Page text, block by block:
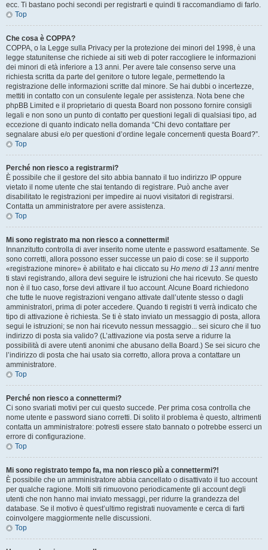
ecc. Ti bastano pochi secondi per registrarti e quindi ti raccomandiamo di farlo.
Top
Che cosa è COPPA?
COPPA, o la Legge sulla Privacy per la protezione dei minori del 1998, è una
legge statunitense che richiede ai siti web di poter raccogliere le informazioni
dei minori di età inferiore a 13 anni. Per avere tale consenso serve una
richiesta scritta da parte del genitore o tutore legale, permettendo la
registrazione delle informazioni scritte dal minore. Se hai dubbi o incertezze,
mettiti in contatto con un consulente legale per assistenza. Nota bene che
phpBB Limited e il proprietario di questa Board non possono fornire consigli
legali e non sono un punto di contatto per questioni legali di qualsiasi tipo, ad
eccezione di quanto indicato nella domanda “Chi devo contattare per
segnalare abusi e/o per questioni d’ordine legale concernenti questa Board?”.
Top
Perché non riesco a registrarmi?
È possibile che il gestore del sito abbia bannato il tuo indirizzo IP oppure
vietato il nome utente che stai tentando di registrare. Può anche aver
disabilitato le registrazioni per impedire ai nuovi visitatori di registrarsi.
Contatta un amministratore per avere assistenza.
Top
Mi sono registrato ma non riesco a connettermi!
Innanzitutto controlla di aver inserito nome utente e password esattamente. Se
sono corretti, allora possono esser successe un paio di cose: se il supporto
«registrazione minore» è abilitato e hai cliccato su Ho meno di 13 anni mentre
ti stavi registrando, allora devi seguire le istruzioni che hai ricevuto. Se questo
non è il tuo caso, forse devi attivare il tuo account. Alcune Board richiedono
che tutte le nuove registrazioni vengano attivate dall’utente stesso o dagli
amministratori, prima di poter accedere. Quando ti registri ti verrà indicato che
tipo di attivazione è richiesta. Se ti è stato inviato un messaggio di posta, allora
segui le istruzioni; se non hai ricevuto nessun messaggio... sei sicuro che il tuo
indirizzo di posta sia valido? (L’attivazione via posta serve a ridurre la
possibilità di avere utenti anonimi che abusano della Board.) Se sei sicuro che
l’indirizzo di posta che hai usato sia corretto, allora prova a contattare un
amministratore.
Top
Perché non riesco a connettermi?
Ci sono svariati motivi per cui questo succede. Per prima cosa controlla che
nome utente e password siano corretti. Di solito il problema è questo, altrimenti
contatta un amministratore: potresti essere stato bannato o potrebbe esserci un
errore di configurazione.
Top
Mi sono registrato tempo fa, ma non riesco più a connettermi?!
È possibile che un amministratore abbia cancellato o disattivato il tuo account
per qualche ragione. Molti siti rimuovono periodicamente gli account degli
utenti che non hanno mai inviato messaggi, per ridurre la grandezza del
database. Se il motivo è quest’ultimo registrati nuovamente e cerca di farti
coinvolgere maggiormente nelle discussioni.
Top